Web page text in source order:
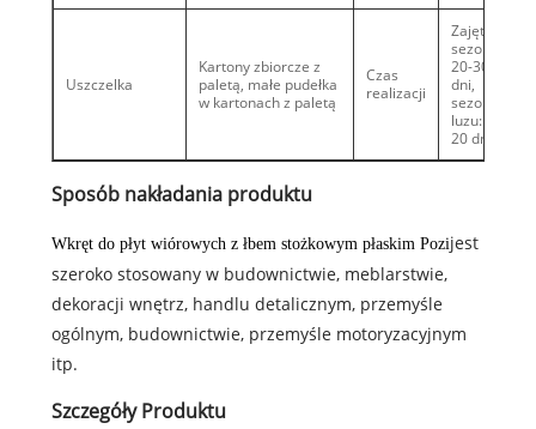
Uszczelka
Kartony zbiorcze z
paletą, małe pudełka
w kartonach z paletą
Czas
realizacji
Zajęty
sezon:
20-30
dni,
sezon
luzu: 10-
20 dni
Sposób nakładania produktu
Wkręt do płyt wiórowych z łbem stożkowym płaskim Pozijest
szeroko stosowany w budownictwie, meblarstwie,
dekoracji wnętrz, handlu detalicznym, przemyśle
ogólnym, budownictwie, przemyśle motoryzacyjnym
itp.
Szczegóły Produktu